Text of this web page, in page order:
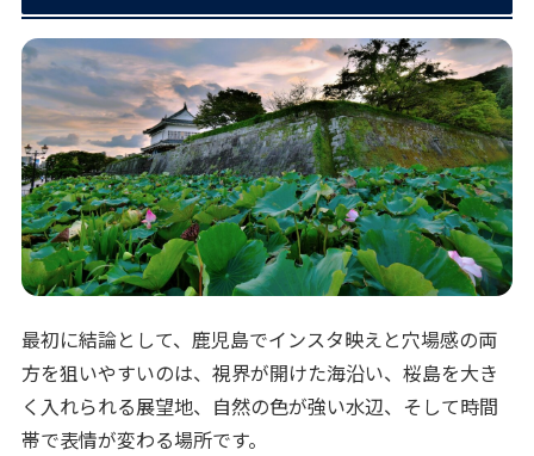
最初に結論として、鹿児島でインスタ映えと穴場感の両
方を狙いやすいのは、視界が開けた海沿い、桜島を大き
く入れられる展望地、自然の色が強い水辺、そして時間
帯で表情が変わる場所です。